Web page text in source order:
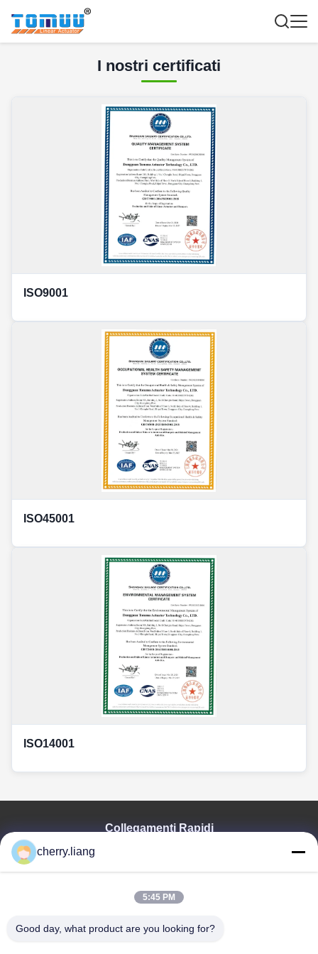
I nostri certificati
ISO9001
ISO45001
ISO14001
Collegamenti Rapidi
Prodotti
Chi Siamo
Contattaci
cherry.liang
5:45 PM
Good day, what product are you looking for?